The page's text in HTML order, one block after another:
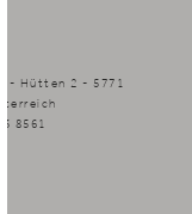
- Hütten 2 - 5771
8561